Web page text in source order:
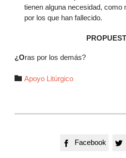
tienen alguna necesidad, como
por los que han fallecido.
¿Oras por los demás?
 Autor
Apoyo Litúrgico
 Facebook 